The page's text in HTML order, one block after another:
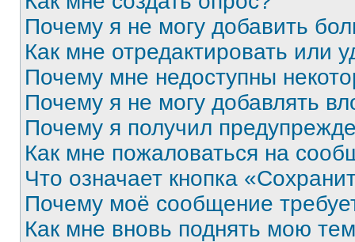
Почему я не могу добавить
Как мне отредактировать или
Почему мне недоступны
Почему я не могу добавлять
Почему я получил
Как мне пожаловаться на
Что означает кнопка
Почему моё сообщение
Как мне вновь поднять мою